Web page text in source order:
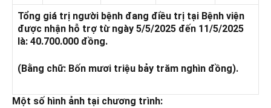
Tổng giá trị người bệnh đang điều trị tại Bệnh viện
được nhận hỗ trợ từ ngày 5/5/2025 đến 11/5/2025
là: 40.700.000 đồng.
(Bằng chữ: Bốn mươi triệu bảy trăm nghìn đồng).
Một số hình ảnh tại chương trình: